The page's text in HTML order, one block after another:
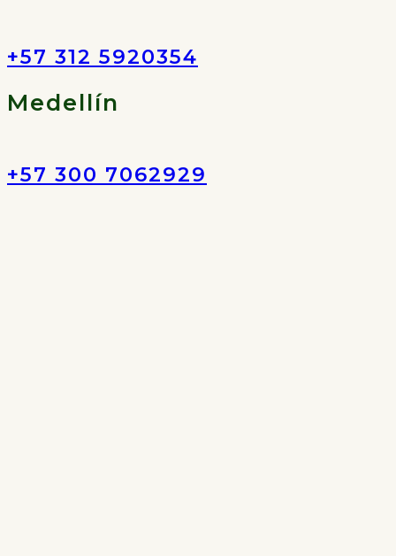
+57 312 5920354
Medellín
+57 300 7062929